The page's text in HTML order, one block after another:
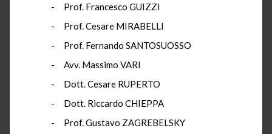
- Prof. Francesco GUIZZI
- Prof. Cesare MIRABELLI
- Prof. Fernando SANTOSUOSSO
- Avv. Massimo VARI
- Dott. Cesare RUPERTO
- Dott. Riccardo CHIEPPA
- Prof. Gustavo ZAGREBELSKY